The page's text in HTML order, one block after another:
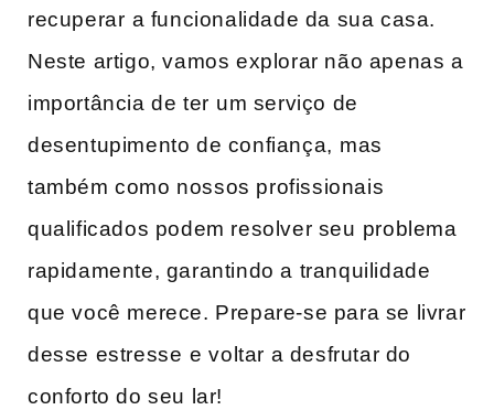
recuperar ⁤a funcionalidade ​da​ sua casa.
Neste artigo, vamos‌ explorar não​ apenas a
importância de ter⁣ um serviço de⁢
desentupimento de confiança, ⁣mas
também como‌ nossos profissionais
qualificados podem resolver​ seu ⁣problema⁣
rapidamente, garantindo a tranquilidade
que você merece. Prepare-se para se livrar
desse estresse ⁢e⁣ voltar a desfrutar do
conforto do seu lar!